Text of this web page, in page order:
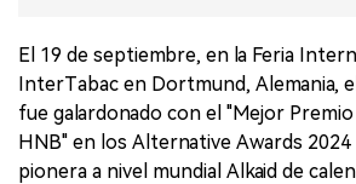
El 19 de septiembre, en la Feria
InterTabac en Dortmund, Alemania,
fue galardonado con el "Mejor
HNB" en los Alternative Awards
pionera a nivel mundial Alkaid de